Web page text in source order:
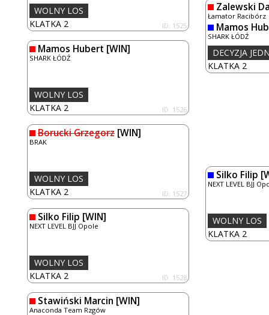
KLATKA 2 ID: 1525
WOLNY LOS
Mamos Hubert [WIN]
SHARK ŁÓDŹ
KLATKA 2 ID: 1526
WOLNY LOS
Borucki Grzegorz [WIN]
BRAK
KLATKA 2 ID: 1527
WOLNY LOS
Silko Filip [WIN]
NEXT LEVEL BJJ Opole
KLATKA 2 ID: 1528
WOLNY LOS
Stawiński Marcin [WIN]
Anaconda Team Rzgów
Zalewski
Łamator Racibórz
Mamos
SHARK ŁÓDŹ
KLATKA 2
DECYZJA
Silko Filip
NEXT LEVEL BJJ
KLATKA 2
WOLNY LOS